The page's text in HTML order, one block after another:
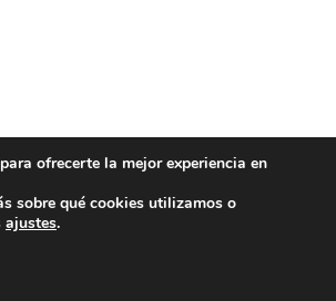
ofrecerte la mejor experiencia en
sobre qué cookies utilizamos o
ajustes.